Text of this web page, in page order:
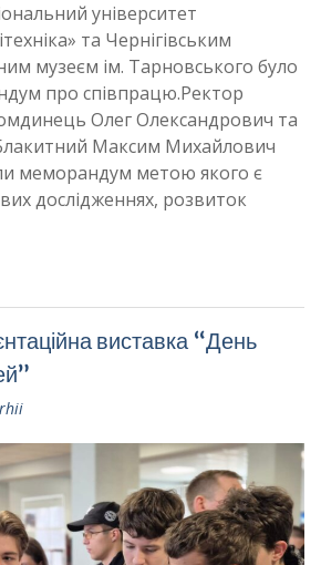
університет
та Чернігівським
музеєм ім. Тарновського було
про співпрацю.Ректор
Олег Олександрович та
Максим Михайлович
меморандум метою якого є
дослідженнях, розвиток
виставка “День